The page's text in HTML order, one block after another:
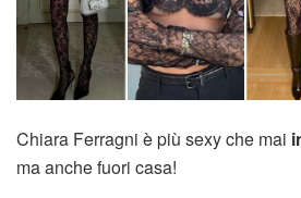
Chiara Ferragni è più sexy che mai
ma anche fuori casa!